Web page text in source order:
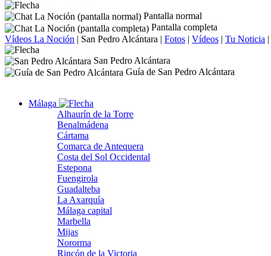
Pantalla normal
Pantalla completa
Vídeos La Noción | San Pedro Alcántara | Fotos | Vídeos | Tu Noticia |
San Pedro Alcántara
Guía de San Pedro Alcántara
Málaga
Alhaurín de la Torre
Benalmádena
Cártama
Comarca de Antequera
Costa del Sol Occidental
Estepona
Fuengirola
Guadalteba
La Axarquía
Málaga capital
Marbella
Mijas
Nororma
Rincón de la Victoria